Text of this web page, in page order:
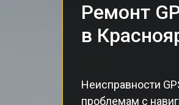
Ремонт
в
Неисправности
проблемам с